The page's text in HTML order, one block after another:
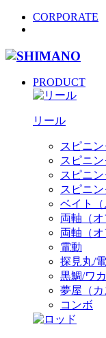
CORPORATE
PRODUCT
リール
スピニン
スピニン
スピニン
スピニン
ベイト（
両軸（オ
両軸（オ
電動
探見丸/
黒鯛/ワ
夢屋（カ
コンボ